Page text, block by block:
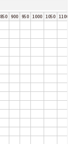
850 900 950 1000 1050 1100